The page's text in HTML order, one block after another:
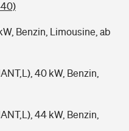
Benzin, Limousine, ab
40 kW, Benzin,
44 kW, Benzin,